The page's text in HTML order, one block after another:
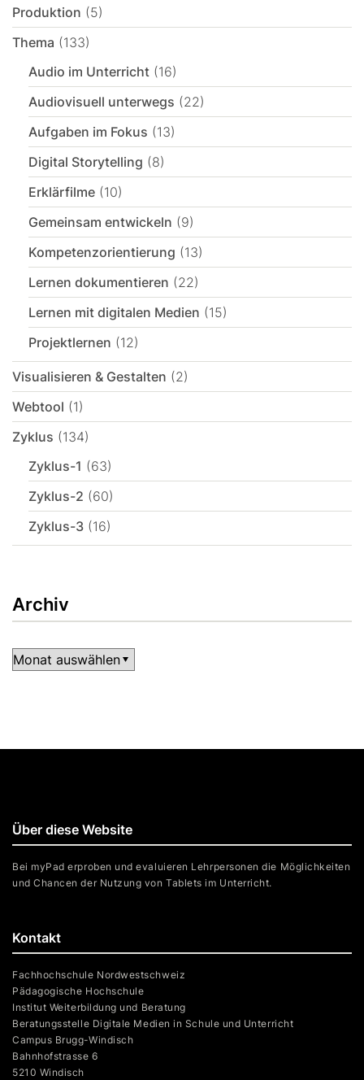
Produktion (5)
Thema (133)
Audio im Unterricht (16)
Audiovisuell unterwegs (22)
Aufgaben im Fokus (13)
Digital Storytelling (8)
Erklärfilme (10)
Gemeinsam entwickeln (9)
Kompetenzorientierung (13)
Lernen dokumentieren (22)
Lernen mit digitalen Medien (15)
Projektlernen (12)
Visualisieren & Gestalten (2)
Webtool (1)
Zyklus (134)
Zyklus-1 (63)
Zyklus-2 (60)
Zyklus-3 (16)
Archiv
Archiv
Kontakt
Fachhochschule Nordwestschweiz
Pädagogische Hochschule
Institut Weiterbildung und Beratung
Beratungsstelle Digitale Medien in Schule und Unterricht
Campus Brugg-Windisch
Bahnhofstrasse 6
5210 Windisch
Über diese Website
Bei myPad erproben und evaluieren Lehrpersonen die Möglichkeiten
und Chancen der Nutzung von Tablets im Unterricht.